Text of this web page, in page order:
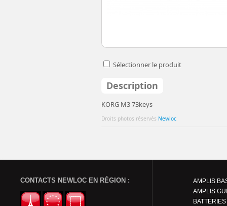
Sélectionner le produit
Description
KORG M3 73keys
Droits photos réservés Newloc
CONTACTS NEWLOC EN RÉGION :
AMPLIS
AMPLIS
BATTERIES